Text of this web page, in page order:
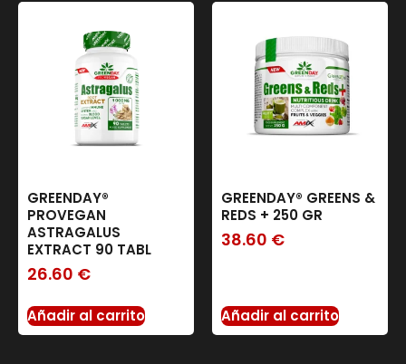
GREENDAY®
PROVEGAN
ASTRAGALUS
EXTRACT 90 TABL
26.60 €
Añadir al carrito
GREENDAY® GREENS &
REDS + 250 GR
38.60 €
Añadir al carrito